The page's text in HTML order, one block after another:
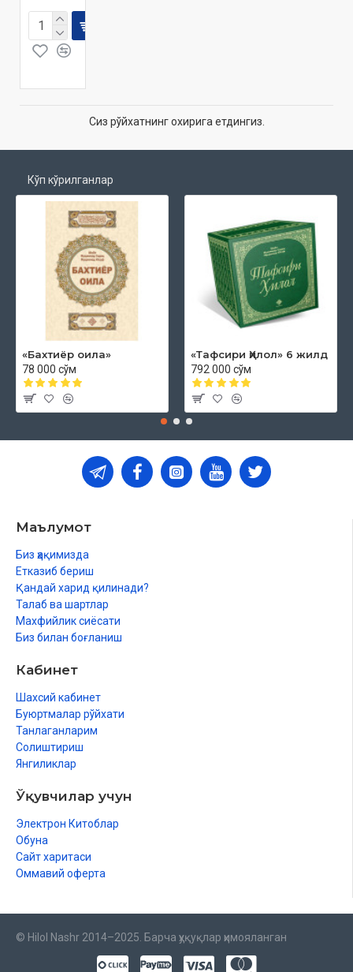
Сиз рўйхатнинг охирига етдингиз.
Кўп кўрилганлар
«Бахтиёр оила»
78 000 сўм
«Тафсири Ҳилол» 6 жилд
792 000 сўм
Маълумот
Биз ҳақимизда
Етказиб бериш
Қандай харид қилинади?
Талаб ва шартлар
Махфийлик сиёсати
Биз билан боғланиш
Кабинет
Шахсий кабинет
Буюртмалар рўйхати
Танлаганларим
Солиштириш
Янгиликлар
Ўқувчилар учун
Электрон Китоблар
Обуна
Сайт харитаси
Оммавий оферта
© Hilol Nashr 2014–2025. Барча ҳуқуқлар ҳимояланган